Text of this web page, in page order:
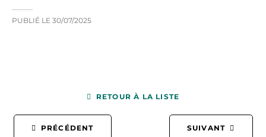
PUBLIÉ LE 30/07/2025
PRÉCÉDENT
RETOUR À LA LISTE
SUIVANT